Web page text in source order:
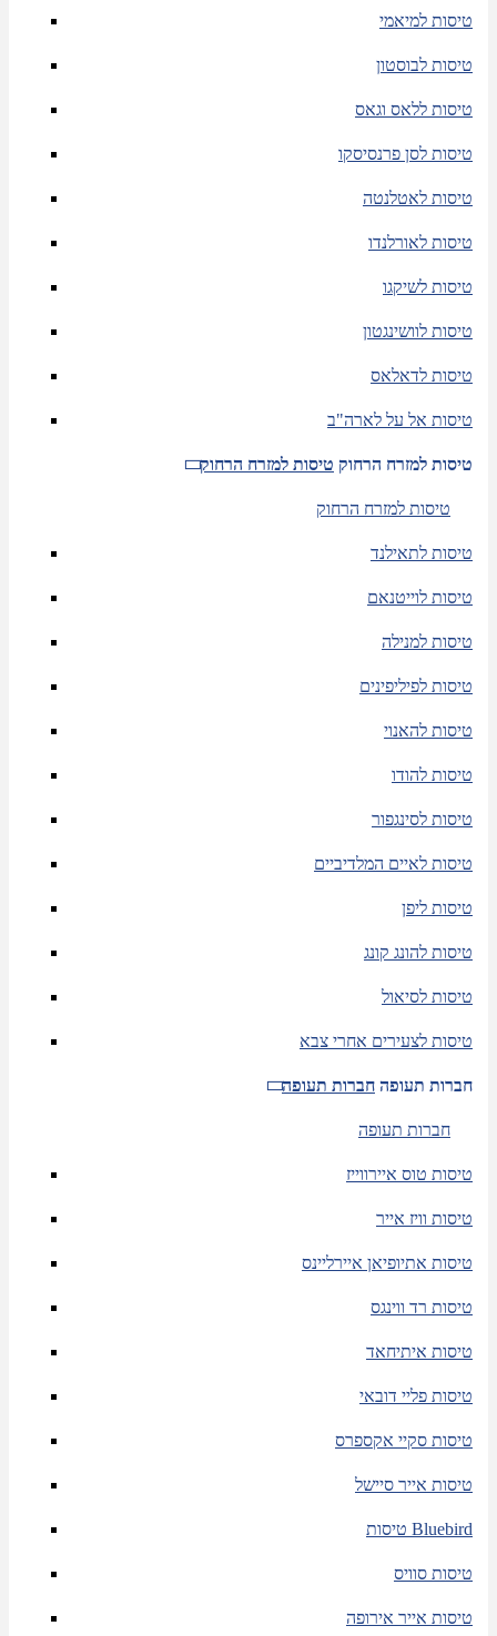
טיסות למיאמי
טיסות לבוסטון
טיסות ללאס וגאס
טיסות לסן פרנסיסקו
טיסות לאטלנטה
טיסות לאורלנדו
טיסות לשיקגו
טיסות לוושינגטון
טיסות לדאלאס
טיסות אל על לארה"ב
טיסות למזרח הרחוק טיסות למזרח הרחוק
טיסות למזרח הרחוק
טיסות לתאילנד
טיסות לוייטנאם
טיסות למנילה
טיסות לפיליפינים
טיסות להאנוי
טיסות להודו
טיסות לסינגפור
טיסות לאיים המלדיביים
טיסות ליפן
טיסות להונג קונג
טיסות לסיאול
טיסות לצעירים אחרי צבא
חברות תעופה חברות תעופה
חברות תעופה
טיסות טוס איירווייז
טיסות וויז אייר
טיסות אתיופיאן איירליינס
טיסות רד ווינגס
טיסות איתיחאד
טיסות פליי דובאי
טיסות סקיי אקספרס
טיסות אייר סיישל
טיסות Bluebird
טיסות סוויס
טיסות אייר אירופה